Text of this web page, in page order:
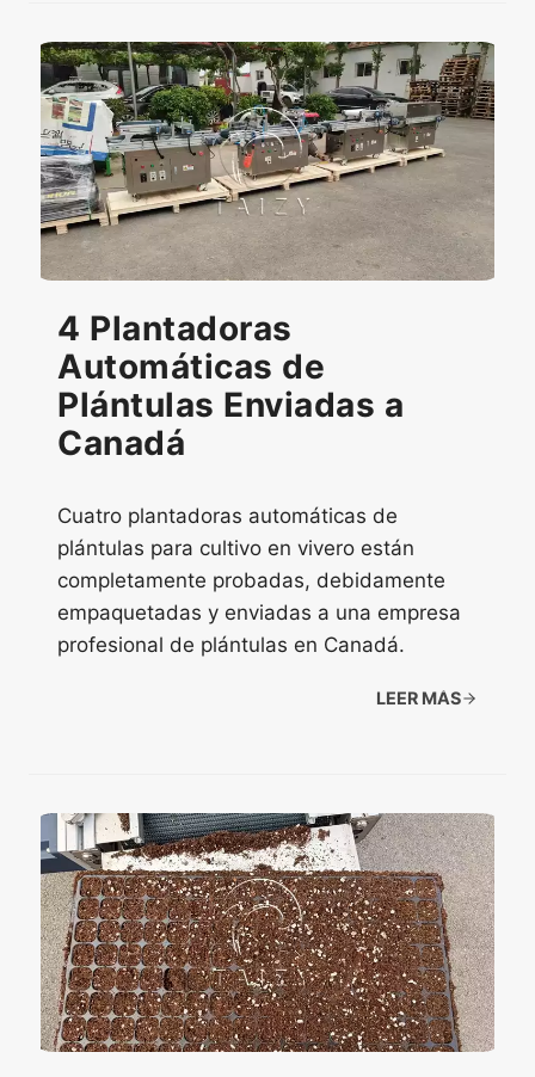
4 Plantadoras
Automáticas de
Plántulas Enviadas a
Canadá
Cuatro plantadoras automáticas de
plántulas para cultivo en vivero están
completamente probadas, debidamente
empaquetadas y enviadas a una empresa
profesional de plántulas en Canadá.
LEER MÁS